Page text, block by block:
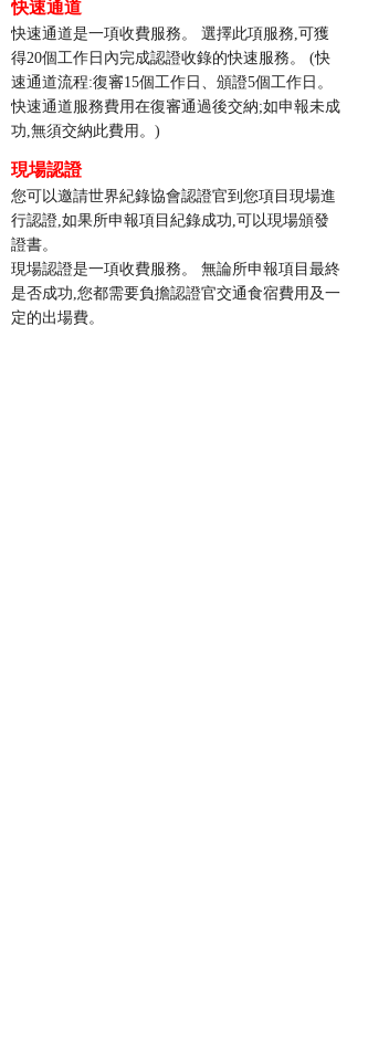
快速通道
快速通道是一項收費服務。 選擇此項服務,可獲
得20個工作日內完成認證收錄的快速服務。 (快
速通道流程:復審15個工作日、頒證5個工作日。
快速通道服務費用在復審通過後交納;如申報未成
功,無須交納此費用。)
現場認證
您可以邀請世界紀錄協會認證官到您項目現場進
行認證,如果所申報項目紀錄成功,可以現場頒發
證書。
現場認證是一項收費服務。
無論所申報項目最終
是否成功,您都需要負擔認證官交通食宿費用及一
定的出場費。